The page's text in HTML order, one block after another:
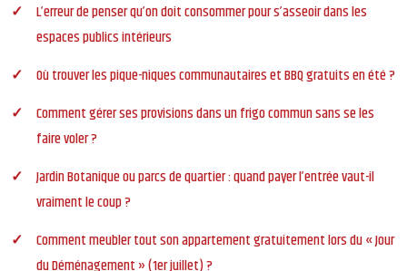
L’erreur de penser qu’on doit consommer pour s’asseoir dans les
espaces publics intérieurs
Où trouver les pique-niques communautaires et BBQ gratuits en été ?
Comment gérer ses provisions dans un frigo commun sans se les
faire voler ?
Jardin Botanique ou parcs de quartier : quand payer l’entrée vaut-il
vraiment le coup ?
Comment meubler tout son appartement gratuitement lors du « Jour
du Déménagement » (1er juillet) ?